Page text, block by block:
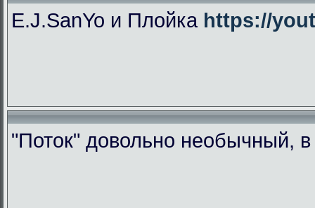
E.J.SanYo и Плойка https://
"Поток" довольно необычный,